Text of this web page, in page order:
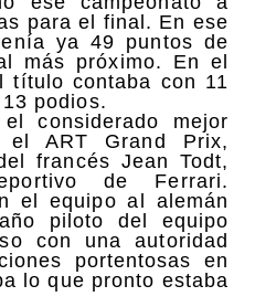
para el final. En ese
ya 49 puntos de
más próximo. En el
título contaba con 11
podios.
considerado mejor
ART Grand Prix,
francés Jean Todt,
de Ferrari.
el equipo al alemán
piloto del equipo
con una autoridad
portentosas en
lo que pronto estaba